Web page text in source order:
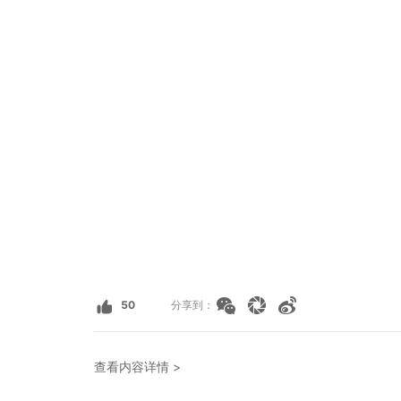
50 分享到：
查看内容详情 >